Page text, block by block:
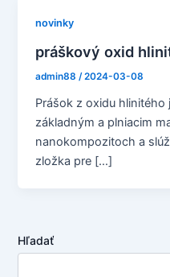
novinky
práškový oxid
admin88/2024-03-08
Prášok z oxidu hlinitého
základným a plniacim
nanokompozitoch a
zložka pre […]
Hľadať